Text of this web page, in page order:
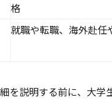
格
就職や転職、海外赴任
を説明する前に、大学